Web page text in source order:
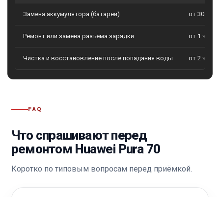
Замена аккумулятора (батареи) от 30
Ремонт или замена разъёма зарядки от 1 часа
Чистка и восстановление после попадания воды от 2 часов
FAQ
Что спрашивают перед
ремонтом Huawei Pura 70
Коротко по типовым вопросам перед приёмкой.